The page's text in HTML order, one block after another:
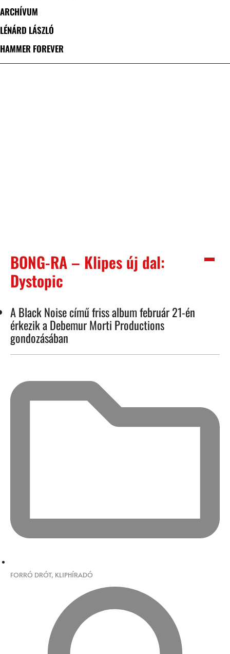
ARCHÍVUM
LÉNÁRD LÁSZLÓ
HAMMER FOREVER
BONG-RA – Klipes új dal:
Dystopic
A Black Noise című friss album február 21-én
érkezik a Debemur Morti Productions
gondozásában
FORRÓ DRÓT, KLIPHÍRADÓ